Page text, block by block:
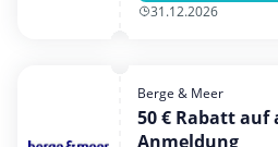
31.12.2026
Berge & Meer
50 € Rabatt auf
Anmeldung